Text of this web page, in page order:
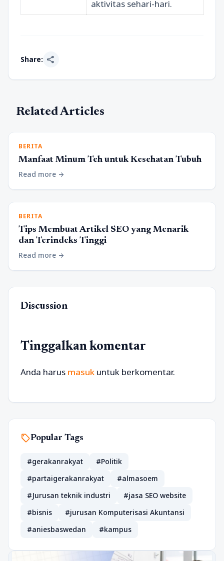
aktivitas sehari-hari.
Share: share
Related Articles
BERITA
Manfaat Minum Teh untuk Kesehatan Tubuh
Read more arrow_forward
BERITA
Tips Membuat Artikel SEO yang Menarik
dan Terindeks Tinggi
Read more arrow_forward
Discussion
Tinggalkan komentar
Anda harus masuk untuk berkomentar.
sellPopular Tags
#gerakanrakyat
#Politik
#partaigerakanrakyat
#almasoem
#Jurusan teknik industri
#jasa SEO website
#bisnis
#jurusan Komputerisasi Akuntansi
#aniesbaswedan
#kampus